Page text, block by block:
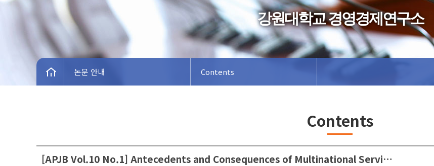
강원대학교 경영경제연구소
논문 안내 Contents
Contents
[APJB Vol.10 No.1] Antecedents and Consequences of Multinational Servi…